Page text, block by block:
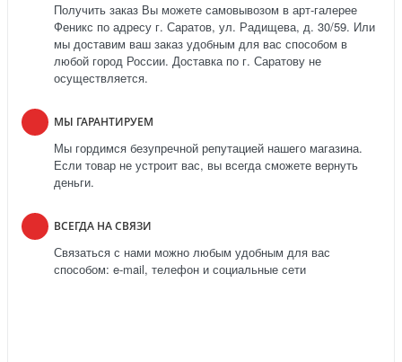
Получить заказ Вы можете самовывозом в арт-галерее
Феникс по адресу г. Саратов, ул. Радищева, д. 30/59. Или
мы доставим ваш заказ удобным для вас способом в
любой город России. Доставка по г. Саратову не
осуществляется.
МЫ ГАРАНТИРУЕМ
Мы гордимся безупречной репутацией нашего магазина.
Если товар не устроит вас, вы всегда сможете вернуть
деньги.
ВСЕГДА НА СВЯЗИ
Связаться с нами можно любым удобным для вас
способом: e-mail, телефон и социальные сети